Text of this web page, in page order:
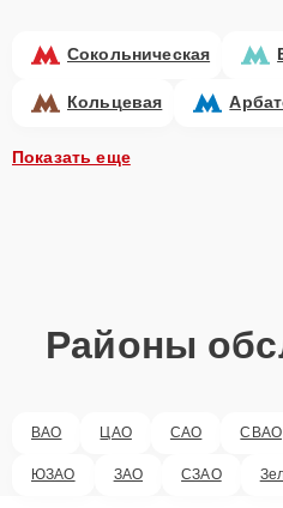
Сокольническая
Кольцевая
Показать еще
Районы
ВАО ЦАО САО СВАО
ЮЗАО ЗАО СЗАО